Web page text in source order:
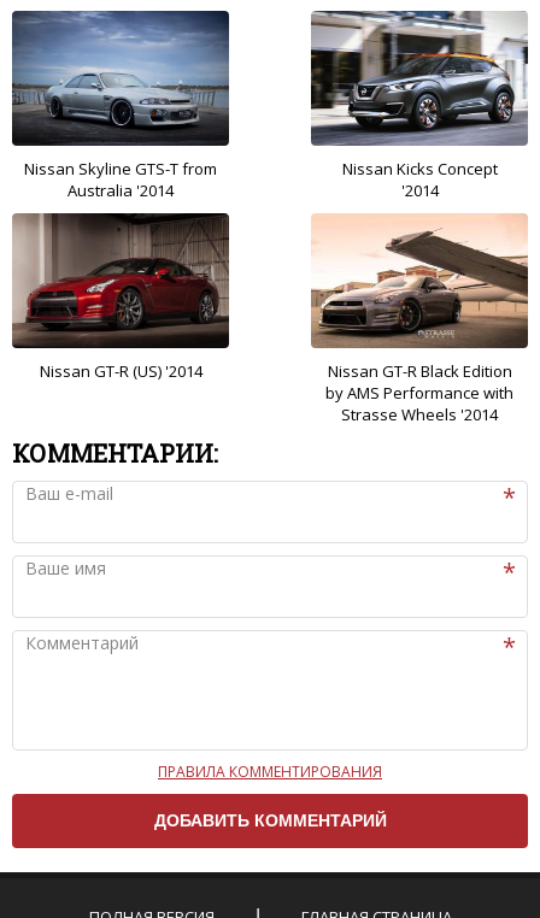
Nissan Skyline GTS-T from
Australia '2014
Nissan Kicks Concept
'2014
Nissan GT-R (US) '2014
Nissan GT-R Black Edition
by AMS Performance with
Strasse Wheels '2014
КОММЕНТАРИИ:
Ваш e-mail
Ваше имя
Комментарий
Чтобы ваш комментарий был опубликован на сайте,
вам нужно придерживаться следующих правил:
Комментарий не может быть слишком
эмоциональных высказываний.
ПРАВИЛА КОММЕНТИРОВАНИЯ